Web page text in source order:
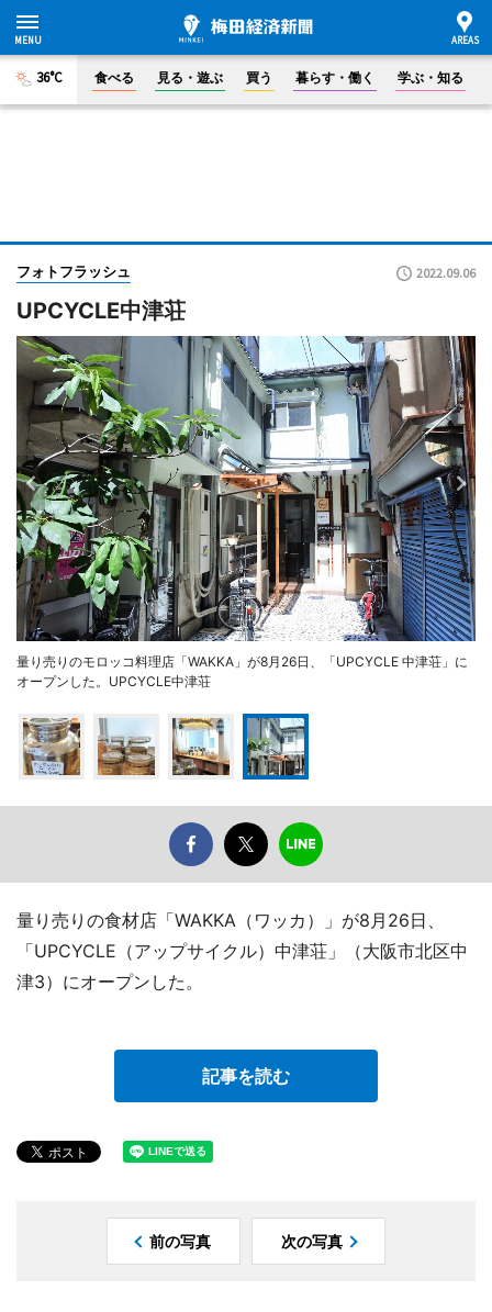
36°C 食べる 見る・遊ぶ 買う 暮らす・働く 学ぶ・知る
フォトフラッシュ 2022.09.06
UPCYCLE中津荘
量り売りのモロッコ料理店「WAKKA」が8月26日、「UPCYCLE 中津荘」に
オープンした。UPCYCLE中津荘
量り売りの食材店「WAKKA（ワッカ）」が8月26日、
「UPCYCLE（アップサイクル）中津荘」（大阪市北区中
津3）にオープンした。
記事を読む
前の写真 次の写真